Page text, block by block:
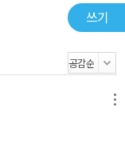
랑한 사람, 나를 사랑
처럼 다가와 인생을
대 천하장사에서 이
이만기의 삶에도 삶
쓰기